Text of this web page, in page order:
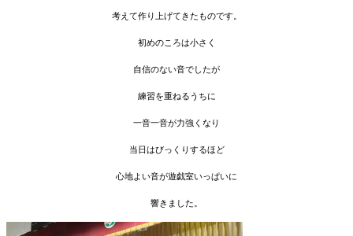
考えて作り上げてきたものです。
初めのころは小さく
自信のない音でしたが
練習を重ねるうちに
一音一音が力強くなり
当日はびっくりするほど
心地よい音が遊戯室いっぱいに
響きました。